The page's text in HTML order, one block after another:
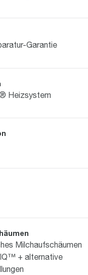
Garantie
Heizsystem
Milchaufschäumen
+ alternative